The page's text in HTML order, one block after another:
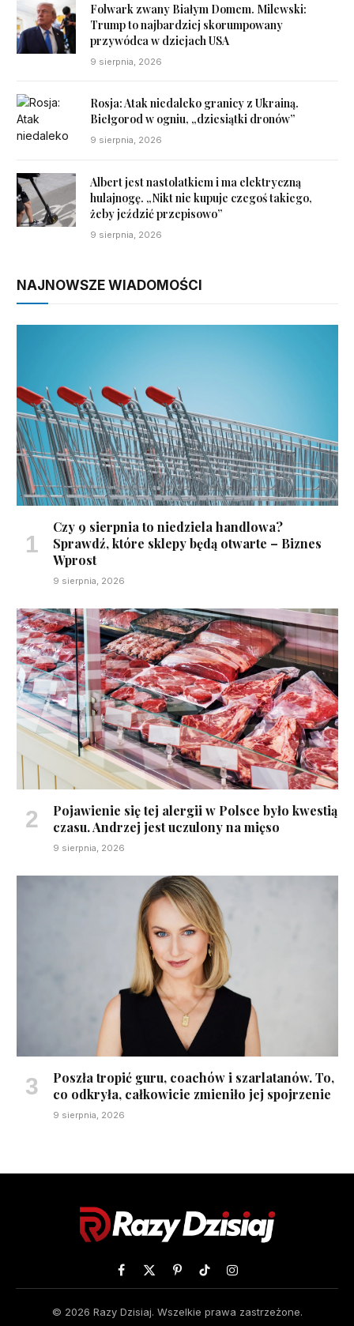
Folwark zwany Białym Domem. Milewski:
Trump to najbardziej skorumpowany
przywódca w dziejach USA
9 sierpnia, 2026
Rosja: Atak niedaleko granicy z Ukrainą.
Biełgorod w ogniu, „dziesiątki dronów”
9 sierpnia, 2026
Albert jest nastolatkiem i ma elektryczną
hulajnogę. „Nikt nie kupuje czegoś takiego,
żeby jeździć przepisowo”
9 sierpnia, 2026
NAJNOWSZE WIADOMOŚCI
Czy 9 sierpnia to niedziela handlowa?
Sprawdź, które sklepy będą otwarte – Biznes
Wprost
9 sierpnia, 2026
Pojawienie się tej alergii w Polsce było kwestią
czasu. Andrzej jest uczulony na mięso
9 sierpnia, 2026
Poszła tropić guru, coachów i szarlatanów. To,
co odkryła, całkowicie zmieniło jej spojrzenie
9 sierpnia, 2026
Facebook
X
PinterestTikTokInstagram
© 2026 Razy Dzisiaj. Wszelkie prawa zastrzeżone.